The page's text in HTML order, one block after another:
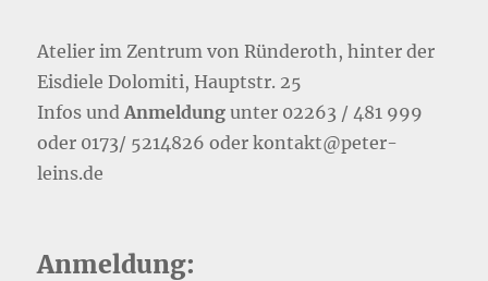
Atelier im Zentrum von Ründeroth, hinter der
Eisdiele Dolomiti, Hauptstr. 25
Infos und Anmeldungunter 02263 / 481 999
oder 0173/ 5214826 oder kontakt@peter-
leins.de
Anmeldung: